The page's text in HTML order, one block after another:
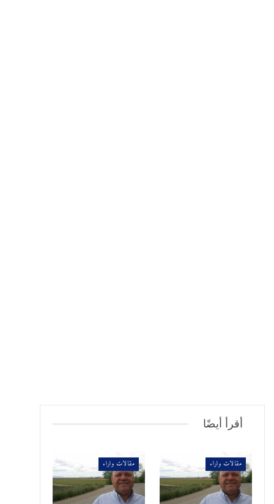
أقرأ أيضًا
مقالات واراء مقالات واراء